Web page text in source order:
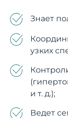
Знает
узких
и т. д.);
Ведет